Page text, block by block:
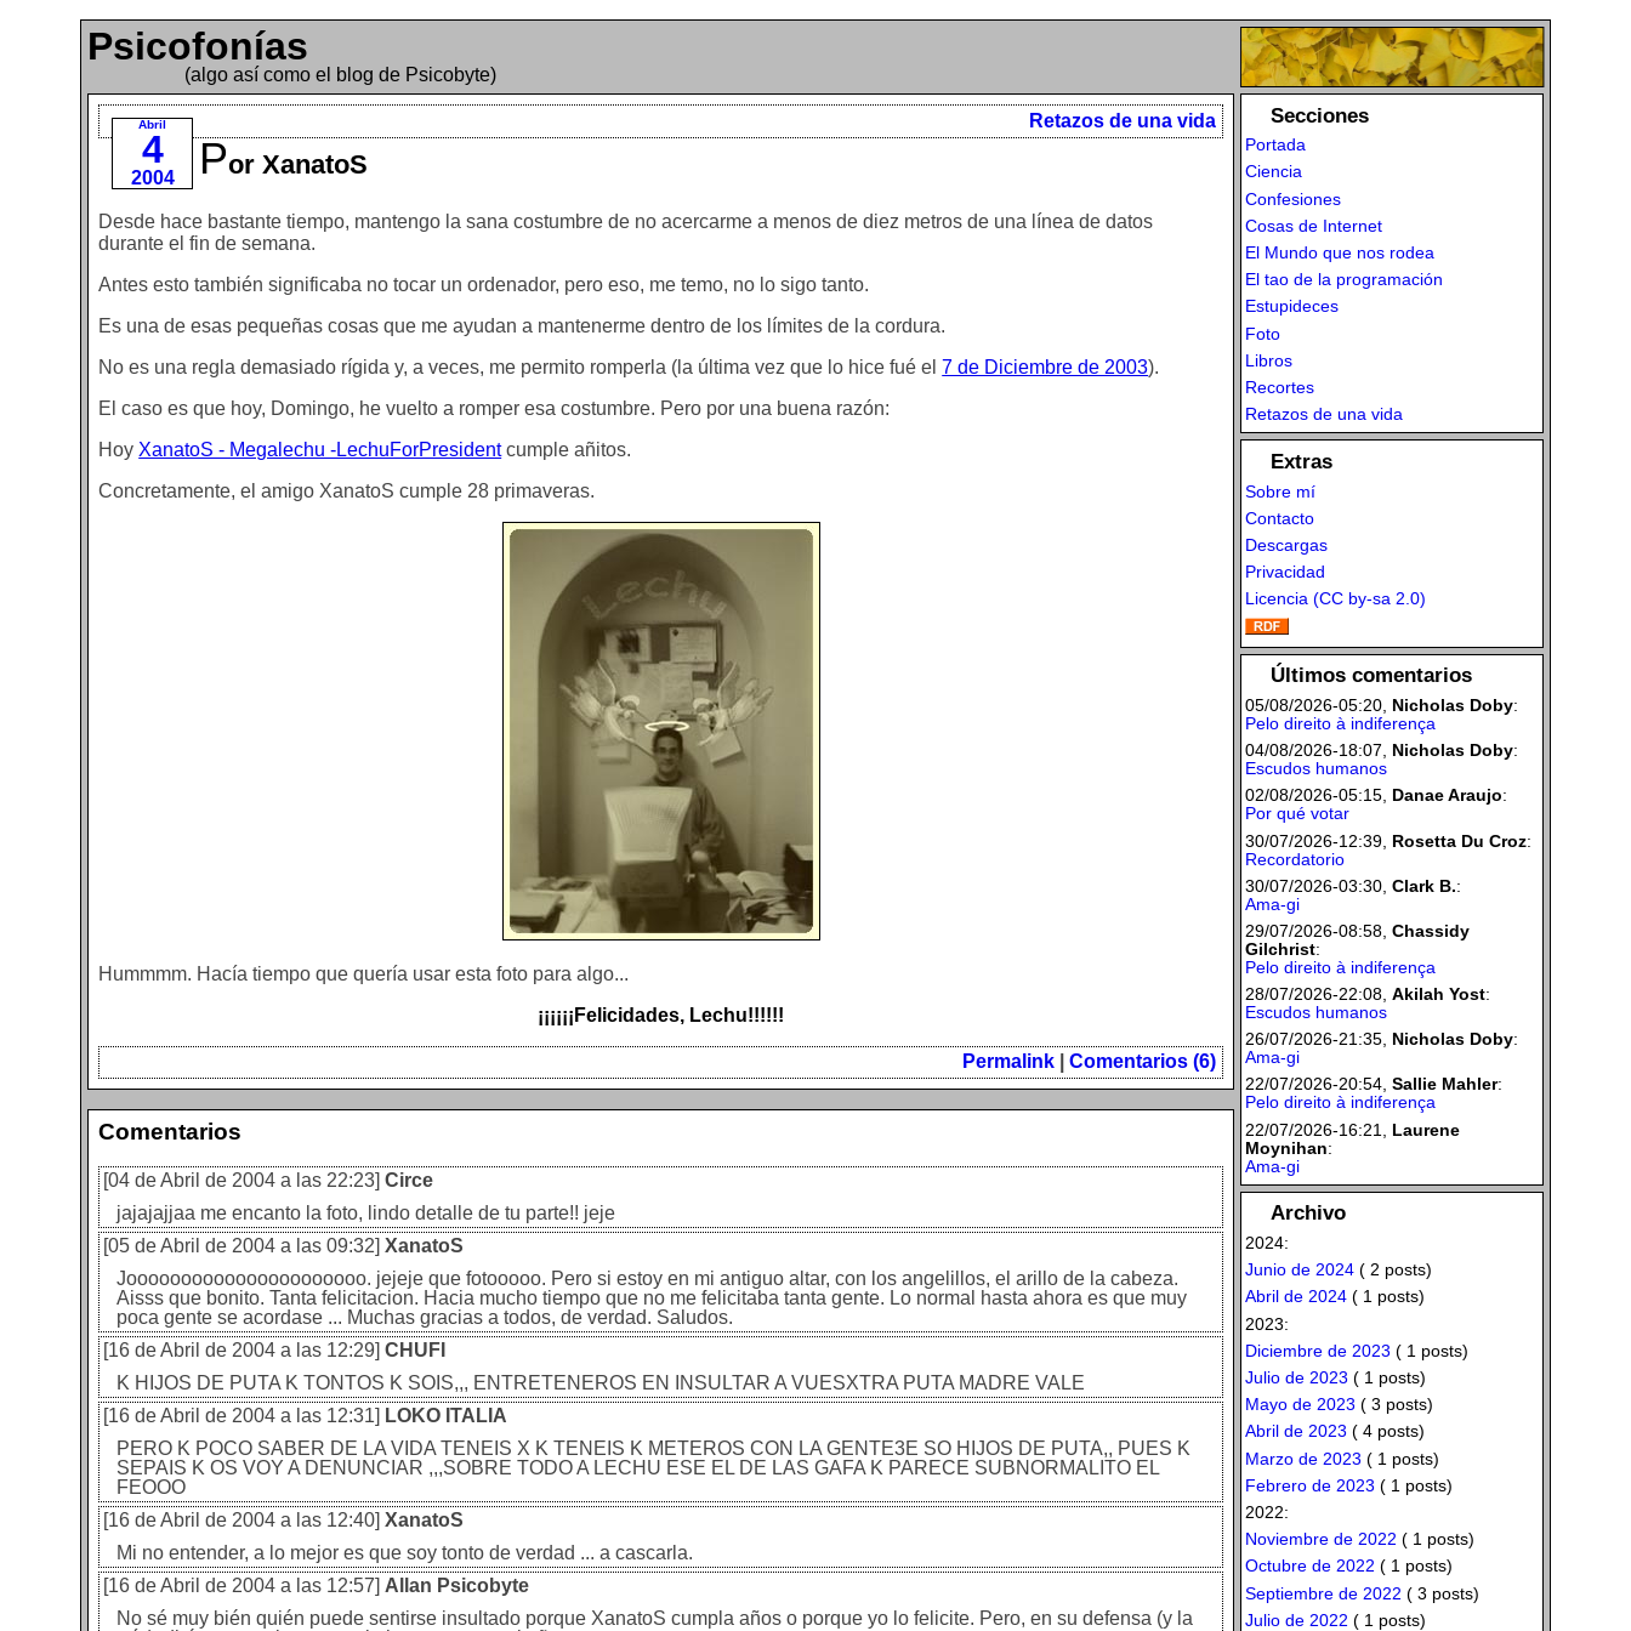
Psicofonías
(algo así como el blog de Psicobyte)
Abril
4
2004
Retazos de una vida
Por XanatoS
Desde hace bastante tiempo, mantengo la sana costumbre de no acercarme a menos de diez metros de una línea de datos
durante el fin de semana.
Antes esto también significaba no tocar un ordenador, pero eso, me temo, no lo sigo tanto.
Es una de esas pequeñas cosas que me ayudan a mantenerme dentro de los límites de la cordura.
No es una regla demasiado rígida y, a veces, me permito romperla (la última vez que lo hice fué el7 de Diciembre de 2003).
El caso es que hoy, Domingo, he vuelto a romper esa costumbre. Pero por una buena razón:
Hoy XanatoS - Megalechu -LechuForPresidentcumple añitos.
Concretamente, el amigo XanatoS cumple 28 primaveras.
Hummmm. Hacía tiempo que quería usar esta foto para algo...
¡¡¡¡¡¡Felicidades, Lechu!!!!!!
Permalink Comentarios (6)
Comentarios
[04 de Abril de 2004 a las 22:23] Circe
jajajajjaa me encanto la foto, lindo detalle de tu parte!! jeje
[05 de Abril de 2004 a las 09:32] XanatoS
Joooooooooooooooooooooo. jejeje que fotooooo. Pero si estoy en mi antiguo altar, con los angelillos, el arillo de la cabeza.
Aisss que bonito. Tanta felicitacion. Hacia mucho tiempo que no me felicitaba tanta gente. Lo normal hasta ahora es que muy
poca gente se acordase ... Muchas gracias a todos, de verdad. Saludos.
[16 de Abril de 2004 a las 12:29] CHUFI
K HIJOS DE PUTA K TONTOS K SOIS,,, ENTRETENEROS EN INSULTAR A VUESXTRA PUTA MADRE VALE
[16 de Abril de 2004 a las 12:31] LOKO ITALIA
PERO K POCO SABER DE LA VIDA TENEIS X K TENEIS K METEROS CON LA GENTE3E SO HIJOS DE PUTA,, PUES K
SEPAIS K OS VOY A DENUNCIAR ,,,SOBRE TODO A LECHU ESE EL DE LAS GAFA K PARECE SUBNORMALITO EL
FEOOO
[16 de Abril de 2004 a las 12:40] XanatoS
Mi no entender, a lo mejor es que soy tonto de verdad ... a cascarla.
[16 de Abril de 2004 a las 12:57] Allan Psicobyte
No sé muy bién quién puede sentirse insultado porque XanatoS cumpla años o porque yo lo felicite. Pero, en su defensa (y la
Secciones
Portada
Ciencia
Confesiones
Cosas de Internet
El Mundo que nos rodea
El tao de la programación
Estupideces
Foto
Libros
Recortes
Retazos de una vida
Extras
Sobre mí
Contacto
Descargas
Privacidad
Licencia (CC by-sa 2.0)
Últimos comentarios
05/08/2026-05:20, Nicholas Doby:
Pelo direito à indiferença
04/08/2026-18:07, Nicholas Doby:
Escudos humanos
02/08/2026-05:15, Danae Araujo:
Por qué votar
30/07/2026-12:39, Rosetta Du Croz:
Recordatorio
30/07/2026-03:30, Clark B.:
Ama-gi
29/07/2026-08:58, Chassidy
Gilchrist:
Pelo direito à indiferença
28/07/2026-22:08, Akilah Yost:
Escudos humanos
26/07/2026-21:35, Nicholas Doby:
Ama-gi
22/07/2026-20:54, Sallie Mahler:
Pelo direito à indiferença
22/07/2026-16:21, Laurene
Moynihan:
Ama-gi
Archivo
2024:
Junio de 2024( 2 posts)
Abril de 2024( 1 posts)
2023:
Diciembre de 2023 ( 1 posts)
Julio de 2023 ( 1 posts)
Mayo de 2023 ( 3 posts)
Abril de 2023 ( 4 posts)
Marzo de 2023 ( 1 posts)
Febrero de 2023 ( 1 posts)
2022:
Noviembre de 2022 ( 1 posts)
Octubre de 2022 ( 1 posts)
Septiembre de 2022 ( 3 posts)
Julio de 2022 ( 1 posts)